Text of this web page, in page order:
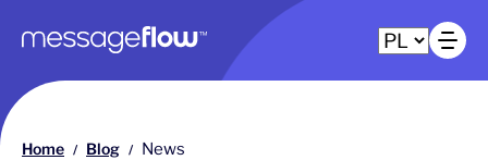
Główna nawigacja
Home / Blog / News